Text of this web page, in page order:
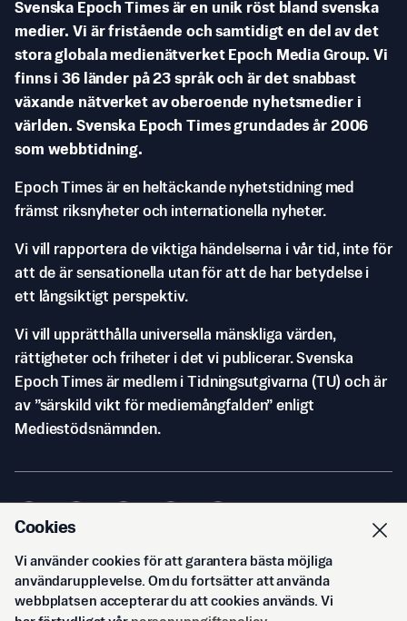
Svenska Epoch Times är en unik röst bland svenska
medier. Vi är fristående och samtidigt en del av det
stora globala medienätverket Epoch Media Group. Vi
finns i 36 länder på 23 språk och är det snabbast
växande nätverket av oberoende nyhetsmedier i
världen. Svenska Epoch Times grundades år 2006
som webbtidning.
Epoch Times är en heltäckande nyhetstidning med
främst riksnyheter och internationella nyheter.
Vi vill rapportera de viktiga händelserna i vår tid, inte för
att de är sensationella utan för att de har betydelse i
ett långsiktigt perspektiv.
Vi vill upprätthålla universella mänskliga värden,
rättigheter och friheter i det vi publicerar. Svenska
Epoch Times är medlem i Tidningsutgivarna (TU) och är
av ”särskild vikt för mediemångfalden” enligt
Mediestödsnämnden.
© Svenska Epoch Times AB2026
Cookies
Vi använder cookies för att garantera bästa möjliga
användarupplevelse. Om du fortsätter att använda
webbplatsen accepterar du att cookies används. Vi